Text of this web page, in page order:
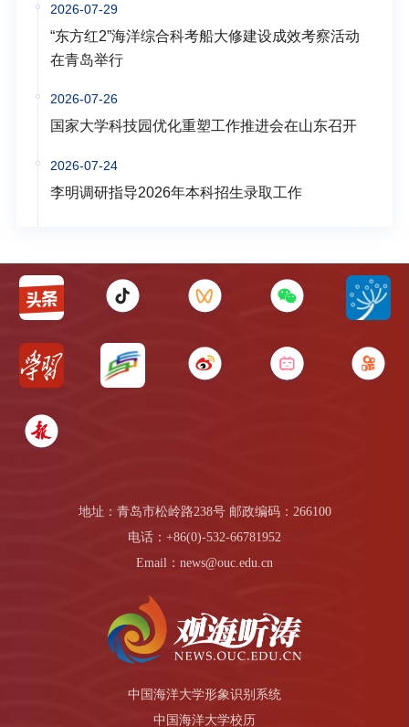
2026-07-29
“东方红2”海洋综合科考船大修建设成效考察活动
在青岛举行
2026-07-26
国家大学科技园优化重塑工作推进会在山东召开
2026-07-24
李明调研指导2026年本科招生录取工作
地址：青岛市松岭路238号 邮政编码：266100
电话：+86(0)-532-66781952
Email：news@ouc.edu.cn
中国海洋大学形象识别系统
中国海洋大学校历